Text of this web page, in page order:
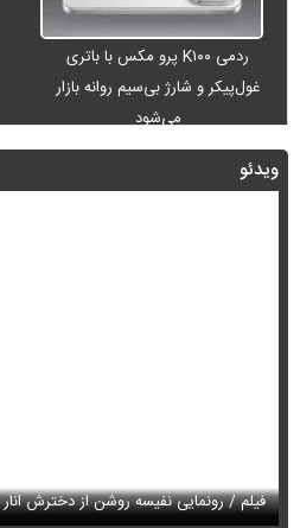
ردمی K۱۰۰ پرو مکس با باتری
غول‌پیکر و شارژ بی‌سیم روانه بازار
می‌شود
ویدئو
فیلم / محمدباقر خرازی با اظهاراتی